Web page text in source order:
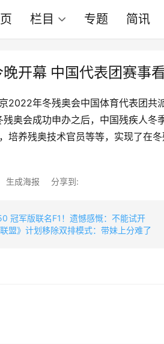
栏目 专题 简讯
开幕 中国代表团赛事
2022年冬残奥会中国体育代表团
奥会成功申办之后，中国残疾人冬
培养残奥技术官员等等，实现了在冬
生成海报 分享到:
冠军版联名F1！遗憾感慨：不能试开
盟》计划移除双排模式：带妹上分难了